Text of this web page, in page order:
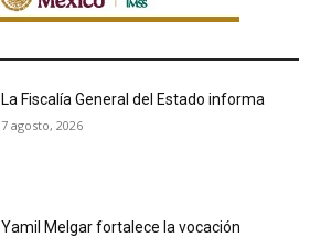
La Fiscalía General del Estado informa
7 agosto, 2026
Yamil Melgar fortalece la vocación